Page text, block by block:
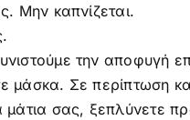
Μην καπνίζεται.
την αποφυγή
μάσκα. Σε περίπτωση
σας, ξεπλύνετε